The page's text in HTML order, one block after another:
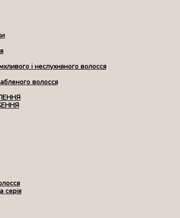
і неслухняного волосся
волосся
серія